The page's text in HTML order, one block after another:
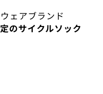
ェアブランド
のサイクルソック